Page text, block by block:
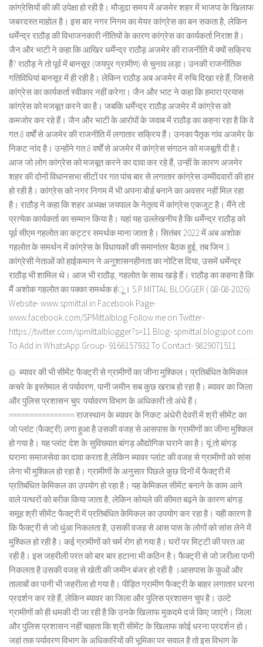
कांग्रेसियों की की उपेक्षा हो रही है। मौजूदा समय में अजमेर शहर में भाजपा के खिलाफ
जबरदस्त माहोल है। इस बार नगर निगम का मेयर कांग्रेस का बन सकता है, लेकिन
धर्मेन्द्र राठौड़ की विभाजनकारी नीतियों के कारण कांग्रेस का कार्यकर्ता निराश है।
जैन और भाटी ने कहा कि आखिर धर्मेन्द्र राठौड़ अजमेर की राजनीति में क्यों सक्रिय
हैै? राठौड़ ने तो पूर्व में बानसूर (जयपुर ग्रामीण) से चुनाव लड़ा। उनकी राजनीतिक
गतिविधियां बानसूर में ही रही है। लेकिन राठौड़ अब अजमेर में रुचि दिखा रहे हैं, जिससे
कांग्रेस का कार्यकर्ता स्वीकार नहीं करेगा। जैन और भाट ने कहा कि हमारा प्रयास
कांग्रेस को मजबूत करने का है। जबकि धर्मेन्द्र राठौड़ अजमेर में कांग्रेस को
कमजोर कर रहे हैं। जैन और भाटी के आरोपों के जवाब में राठौड़ का कहना रहा है कि वे
गत 8 वर्षों से अजमेर की राजनीति में लगातार सक्रिय हैं। उनका पैतृक गांव अजमेर के
निकट नांद है। उन्होंने गत 8 वर्षों से अजमेर में कांग्रेस संगठन को मजबूती दी है।
आज जो लोग कांग्रेस को मजबूत करने का दावा कर रहे हैं, उन्हीं के कारण अजमेर
शहर की दोनों विधानसभा सीटों पर गत पांच बार से लगातार कांग्रेस उम्मीदवारों की हार
हो रही है। कांग्रेस को नगर निगम में भी अपना बोर्ड बनाने का अवसर नहीं मिल रहा
है। राठौड़ ने कहा कि शहर अध्यक्ष जयपाल के नेतृत्व में कांग्रेस एकजुट है। मैंने तो
प्रत्येक कार्यकर्ता का सम्मान किया है। यहां यह उल्लेखनीय है कि धर्मेन्द्र राठौड़ को
पूर्व सीएम गहलोत का कट्टर समर्थक माना जाता है। सितंबर 2022 में अब अशोक
गहलोत के समर्थन में कांग्रेस के विधायकों की समानांतर बैठक हुई, तब जिन 3
कांग्रेसी नेताओं को हाईकमान ने अनुशासनहीनता का नोटिस दिया, उसमें धर्मेन्द्र
राठौड़ भी शामिल थे। आज भी राठौड़, गहलोत के साथ खड़े हैं। राठौड़ का कहना है कि
मैं अशोक गहलोत का पक्का समर्थक हंू। S.P.MITTAL BLOGGER ( 08-08-2026)
Website- www.spmittal.in Facebook Page-
www.facebook.com/SPMittalblog Follow me on Twitter-
https://twitter.com/spmittalblogger?s=11 Blog- spmittal.blogspot.com
To Add in WhatsApp Group- 9166157932 To Contact- 9829071511
ब्यावर की भी सीमेंट फैक्ट्री से ग्रामीणों का जीना मुश्किल। प्रतिबंधित केमिकल
कचरे के इस्तेमाल से पर्यावरण, पानी जमीन सब कुछ खराब हो रहा है। ब्यावर का जिला
और पुलिस प्रशासन चुप: पर्यावरण विभाग के अधिकारी तो अंधे हैं।
================ राजस्थान के ब्यावर के निकट अंधेरी देवरी में श्री सीमेंट का
जो प्लांट (फैक्ट्री) लगा हुआ है उसकी वजह से आसपास के ग्रामीणों का जीना मुश्किल
हो गया है। यह प्लांट देश के सुविख्यात बांगड़ औद्योगिक घराने का है। यूं तो बांगड़
घराना समाजसेवा का दावा करता है,लेकिन ब्यावर प्लांट की वजह से ग्रामीणों को सांस
लेना भी मुश्किल हो रहा है। ग्रामीणों के अनुसार पिछले कुछ दिनों में फैक्ट्री में
प्रतिबंधित केमिकल का उपयोग हो रहा है। यह केमिकल सीमेंट बनाने के काम आने
वाले पत्थरों को बरीक किया जाता है, लेकिन कोयले की कीमत बढ़ने के कारण बांगड़
समूह श्री सीमेंट फैक्ट्री में प्रतिबंधित केमिकल का उपयोग कर रहा है। यही कारण है
कि फैक्ट्री से जो धुंआ निकलता है, उसकी वजह से आस पास के लोगों को सांस लेने में
मुश्किल हो रही है। कई ग्रामीणों को चर्म रोग हो गया है। घरों पर मिट्टी की परत आ
रही है। इस जहरीली परत को बार बार हटाना भी कठिन है। फैक्ट्री से जो जरीला पानी
निकलता है उसकी वजह से खेती की जमीन बंजर हो रही है ।आसपास के कुओं और
तालाबों का पानी भी जहरीला हो गया है। पीड़ित ग्रामीण फैक्ट्री के बाहर लगातार धरना
प्रदर्शन कर रहे हैं, लेकिन ब्यावर का जिला और पुलिस प्रशासन चुप है। उल्टे
ग्रामीणों को ही धमकी दी जा रही है कि उनके खिलाफ मुकदमे दर्ज किए जाएंगे। जिला
और पुलिस प्रशासन नहीं चाहता कि श्री सीमेंट के खिलाफ कोई धरना प्रदर्शन हो।
जहां तक पर्यावरण विभाग के अधिकारियों की भूमिका पर सवाल है तो इस विभाग के